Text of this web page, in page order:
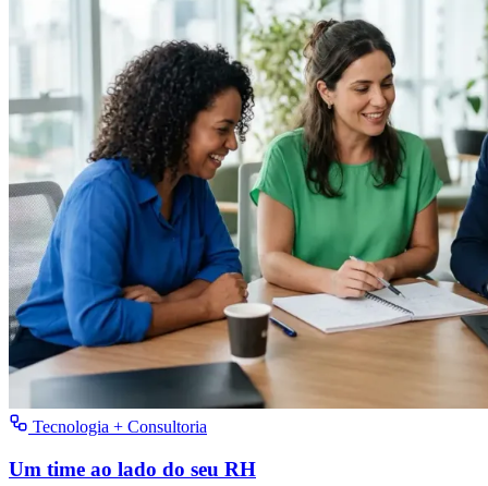
Tecnologia + Consultoria
Um time ao lado do seu RH